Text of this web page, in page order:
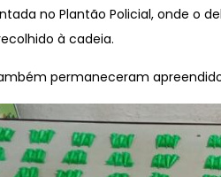
no Plantão Policial, onde o
à cadeia.
permaneceram